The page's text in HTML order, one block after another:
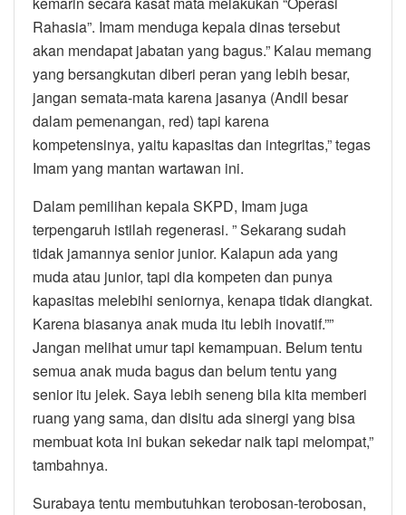
Rahasia”. Imam menduga kepala dinas tersebut
akan mendapat jabatan yang bagus.” Kalau memang
yang bersangkutan diberi peran yang lebih besar,
jangan semata-mata karena jasanya (Andil besar
dalam pemenangan, red) tapi karena
kompetensinya, yaitu kapasitas dan integritas,” tegas
Imam yang mantan wartawan ini.
Dalam pemilihan kepala SKPD, Imam juga
terpengaruh istilah regenerasi. ” Sekarang sudah
tidak jamannya senior junior. Kalapun ada yang
muda atau junior, tapi dia kompeten dan punya
kapasitas melebihi seniornya, kenapa tidak diangkat.
Karena biasanya anak muda itu lebih inovatif.””
Jangan melihat umur tapi kemampuan. Belum tentu
semua anak muda bagus dan belum tentu yang
senior itu jelek. Saya lebih seneng bila kita memberi
ruang yang sama, dan disitu ada sinergi yang bisa
membuat kota ini bukan sekedar naik tapi melompat,”
tambahnya.
Surabaya tentu membutuhkan terobosan-terobosan,